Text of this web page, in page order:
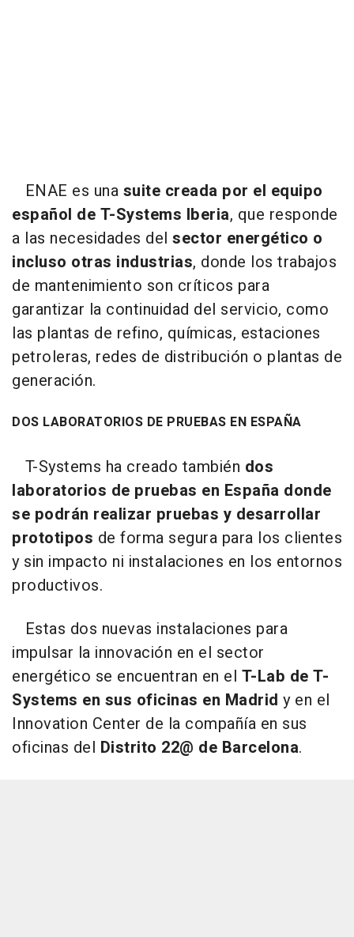
ENAE es una suite creada por el equipo
español de T-Systems Iberia, que responde
a las necesidades del sector energético o
incluso otras industrias, donde los trabajos
de mantenimiento son críticos para
garantizar la continuidad del servicio, como
las plantas de refino, químicas, estaciones
petroleras, redes de distribución o plantas de
generación.
DOS LABORATORIOS DE PRUEBAS EN ESPAÑA
T-Systems ha creado también dos
laboratorios de pruebas en España donde
se podrán realizar pruebas y desarrollar
prototipos de forma segura para los clientes
y sin impacto ni instalaciones en los entornos
productivos.
Estas dos nuevas instalaciones para
impulsar la innovación en el sector
energético se encuentran en el T-Lab de T-
Systems en sus oficinas en Madrid y en el
Innovation Center de la compañía en sus
oficinas del Distrito 22@ de Barcelona.